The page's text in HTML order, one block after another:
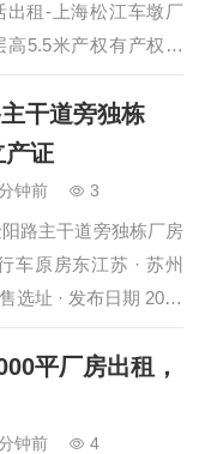
出租-上海松江车墩厂
高5.5米产权有产权蕞
持物业出租，花园式
活出租面积：园区共
100平出租交通：临
地铁站1.5公里层高：
区域有其他园区出租
次…
干道旁独栋
产证
钟前 3
路主干道旁独栋厂房
车原房东江苏 · 苏州
选址 · 发布日期 2026
金阳路主干道沿线一
租，建筑面积约4400
车及牛腿基础，环氧
平厂房出租，
钟前 4